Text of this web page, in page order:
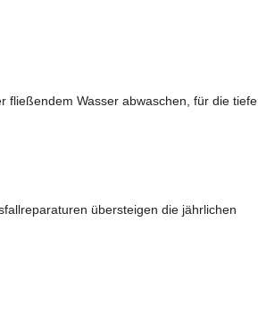
fließendem Wasser abwaschen, für die tiefe
übersteigen die jährlichen